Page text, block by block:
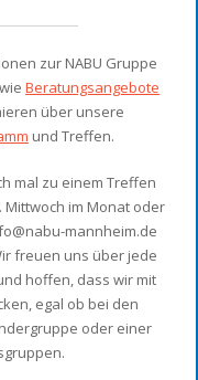
zur NABU Gruppe
Beratungsangebote
über unsere
und Treffen.
mal zu einem Treffen
Mittwoch im Monat oder
mannheim.de
freuen uns über jede
hoffen, dass wir mit
egal ob bei den
oder einer